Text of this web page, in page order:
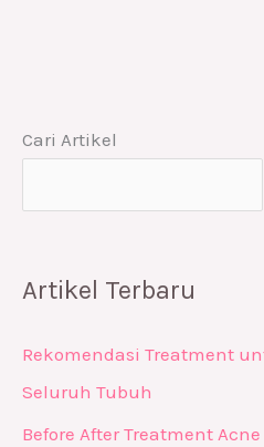
Cari Artikel
Artikel Terbaru
Rekomendasi Treatment
Seluruh Tubuh
Before After Treatment